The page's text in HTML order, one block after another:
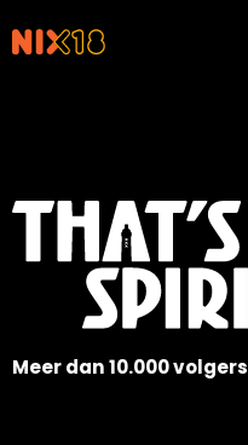
Meer dan 10.000 volgers